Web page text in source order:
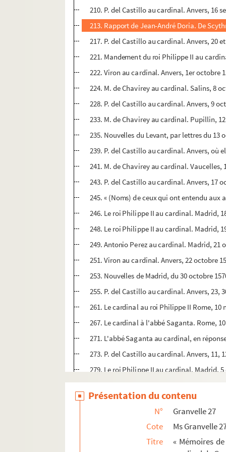
210. P. del Castillo au cardinal. Anvers, 16
213. Rapport de Jean-André Doria. De
217. P. del Castillo au cardinal. Anvers, 20
221. Mandement du roi Philippe II au
222. Viron au cardinal. Anvers, 1er octobre
224. M. de Chavirey au cardinal. Salins, 8
228. P. del Castillo au cardinal. Anvers, 9
233. M. de Chavirey au cardinal. Pupillin,
235. Nouvelles du Levant, par lettres du 13
239. P. del Castillo au cardinal. Anvers, où
241. M. de Chavirey au cardinal. Vaucelles,
243. P. del Castillo au cardinal. Anvers, 17
245. « (Noms) de ceux qui ont entendu aux
246. Le roi Philippe II au cardinal. Madrid,
248. Le roi Philippe II au cardinal. Madrid,
249. Antonio Perez au cardinal. Madrid, 21
251. Viron au cardinal. Anvers, 22 octobre
253. Nouvelles de Madrid, du 30 octobre
255. P. del Castillo au cardinal. Anvers, 23,
261. Le cardinal au roi Philippe II Rome, 10
267. Le cardinal à l'abbé Saganta. Rome,
271. L'abbé Saganta au cardinal, en
273. P. del Castillo au cardinal. Anvers, 11,
279. Le roi Philippe II au cardinal. Madrid, 5
281. Le roi Philippe II à don Juan de
283. M. de Chavirey au cardinal. Besançon,
285. Le cardinal au roi Philippe II. Rome, 7
292. Don Fernando de Lannoy au cardinal.
294. Don Fernando de Lannoy au cardinal.
Présentation du contenu
N°
Granvelle 27
Cote
Ms Granvelle
Titre
« Mémoires